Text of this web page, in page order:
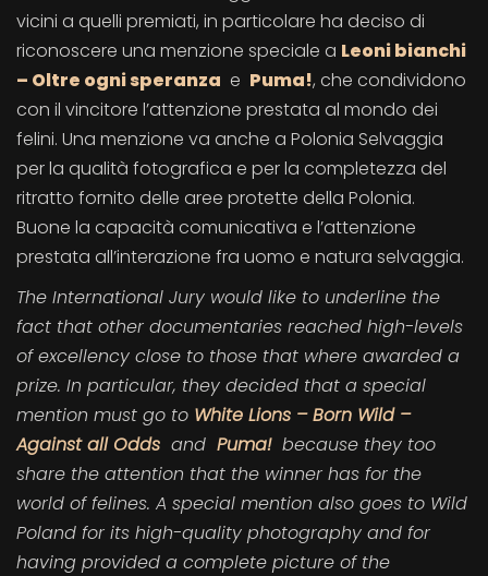
vicini a quelli premiati, in particolare ha deciso di
riconoscere una menzione speciale a Leoni bianchi
– Oltre ogni speranza e Puma!, che condividono
con il vincitore l’attenzione prestata al mondo dei
felini. Una menzione va anche a Polonia Selvaggia
per la qualità fotografica e per la completezza del
ritratto fornito delle aree protette della Polonia.
Buone la capacità comunicativa e l’attenzione
prestata all’interazione fra uomo e natura selvaggia.
The International Jury would like to underline the
fact that other documentaries reached high-levels
of excellency close to those that where awarded a
prize. In particular, they decided that a special
mention must go to White Lions – Born Wild –
Against all Odds and Puma!because they too
share the attention that the winner has for the
world of felines. A special mention also goes to Wild
Poland for its high-quality photography and for
having provided a complete picture of the